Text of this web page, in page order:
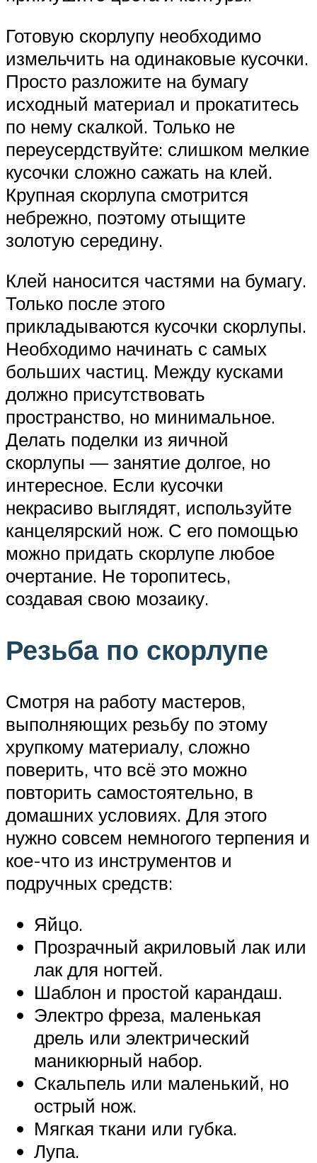
Готовую скорлупу необходимо
измельчить на одинаковые кусочки.
Просто разложите на бумагу
исходный материал и прокатитесь
по нему скалкой. Только не
переусердствуйте: слишком мелкие
кусочки сложно сажать на клей.
Крупная скорлупа смотрится
небрежно, поэтому отыщите
золотую середину.
Клей наносится частями на бумагу.
Только после этого
прикладываются кусочки скорлупы.
Необходимо начинать с самых
больших частиц. Между кусками
должно присутствовать
пространство, но минимальное.
Делать поделки из яичной
скорлупы — занятие долгое, но
интересное. Если кусочки
некрасиво выглядят, используйте
канцелярский нож. С его помощью
можно придать скорлупе любое
очертание. Не торопитесь,
создавая свою мозаику.
Резьба по скорлупе
Смотря на работу мастеров,
выполняющих резьбу по этому
хрупкому материалу, сложно
поверить, что всё это можно
повторить самостоятельно, в
домашних условиях. Для этого
нужно совсем немногого терпения и
кое-что из инструментов и
подручных средств:
Яйцо.
Прозрачный акриловый лак или
лак для ногтей.
Шаблон и простой карандаш.
Электро фреза, маленькая
дрель или электрический
маникюрный набор.
Скальпель или маленький, но
острый нож.
Мягкая ткани или губка.
Лупа.